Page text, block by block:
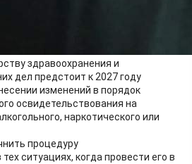
здравоохранения и
дел предстоит к 2027 году
изменений в порядок
освидетельствования на
наркотического или
процедуру
ситуациях, когда провести его в